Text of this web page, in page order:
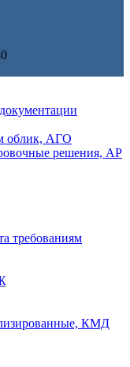
облик, АГО
решения, АР
требованиям
КМД